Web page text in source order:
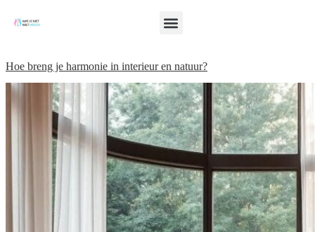
Hoe breng je harmonie in interieur en natuur?